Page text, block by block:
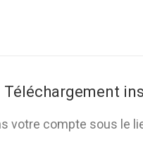
votre compte sous le